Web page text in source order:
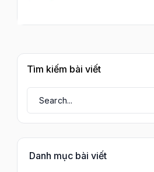
Tìm kiếm bài viết
Danh mục bài viết